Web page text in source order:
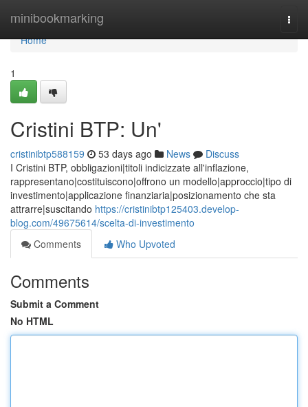
minibookmarking
Home
Home
1
Cristini BTP: Un'
cristinibtp588159 53 days ago News
Discuss
I Cristini BTP, obbligazioni|titoli indicizzate all'inflazione,
rappresentano|costituiscono|offrono un modello|approccio|tipo di
investimento|applicazione finanziaria|posizionamento che sta
attrarre|suscitando https://cristinibtp125403.develop-
blog.com/49675614/scelta-di-investimento
Comments
Who Upvoted
Comments
Submit a Comment
No HTML